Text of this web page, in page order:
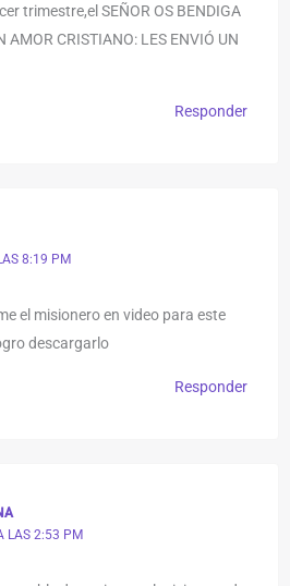
trimestre,el SEÑOR OS BENDIGA
AMOR CRISTIANO: LES ENVIÓ UN
Responder
8:19 PM
el misionero en video para este
descargarlo
Responder
LAS 2:53 PM